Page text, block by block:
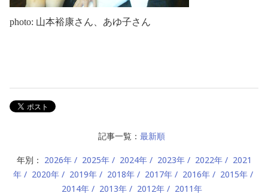
photo: 山本裕康さん、あゆ子さん
記事一覧： 最新順
年別： 2026年 2025年 2024年 2023年 2022年
2021
年
2020年 2019年 2018年 2017年 2016年
2015年
2014年
2013年 2012年 2011年